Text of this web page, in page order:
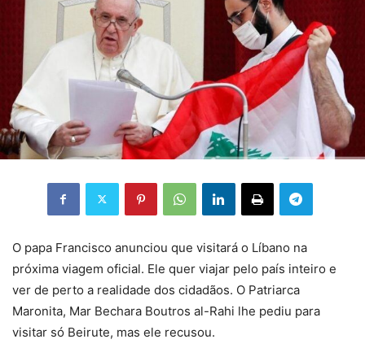
O papa Francisco anunciou que visitará o Líbano na
próxima viagem oficial. Ele quer viajar pelo país inteiro e
ver de perto a realidade dos cidadãos. O Patriarca
Maronita, Mar Bechara Boutros al-Rahi lhe pediu para
visitar só Beirute, mas ele recusou.